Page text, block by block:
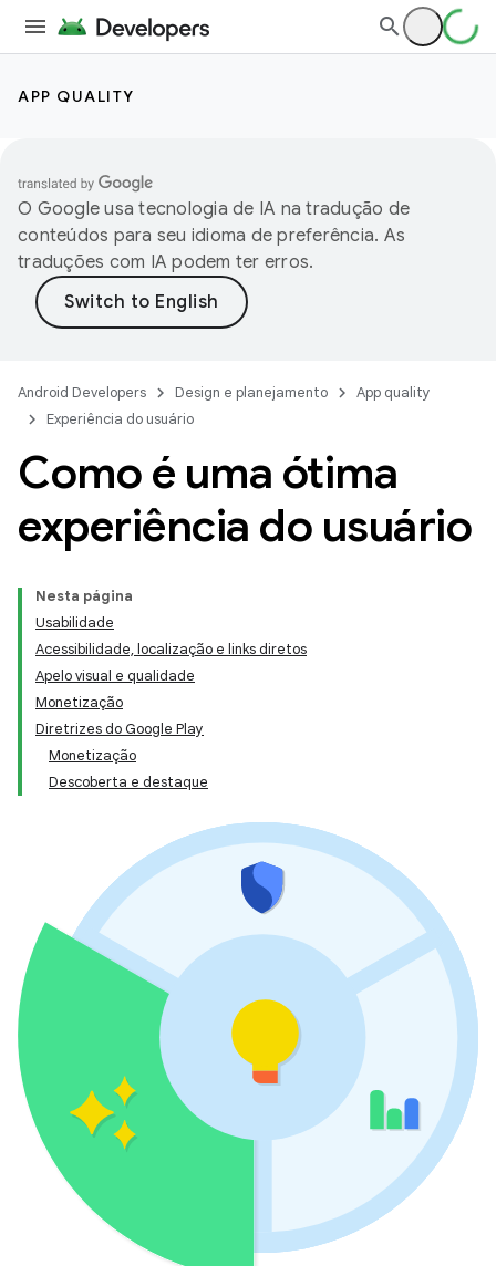
APP QUALITY
O Google usa tecnologia de IA na tradução de
conteúdos para seu idioma de preferência. As
traduções com IA podem ter erros.
Android Developers Design e planejamento
App quality
Experiência do usuário
Como é uma ótima
experiência do usuário
Nesta página
Usabilidade
Acessibilidade, localização e links diretos
Apelo visual e qualidade
Monetização
Diretrizes do Google Play
Monetização
Descoberta e destaque